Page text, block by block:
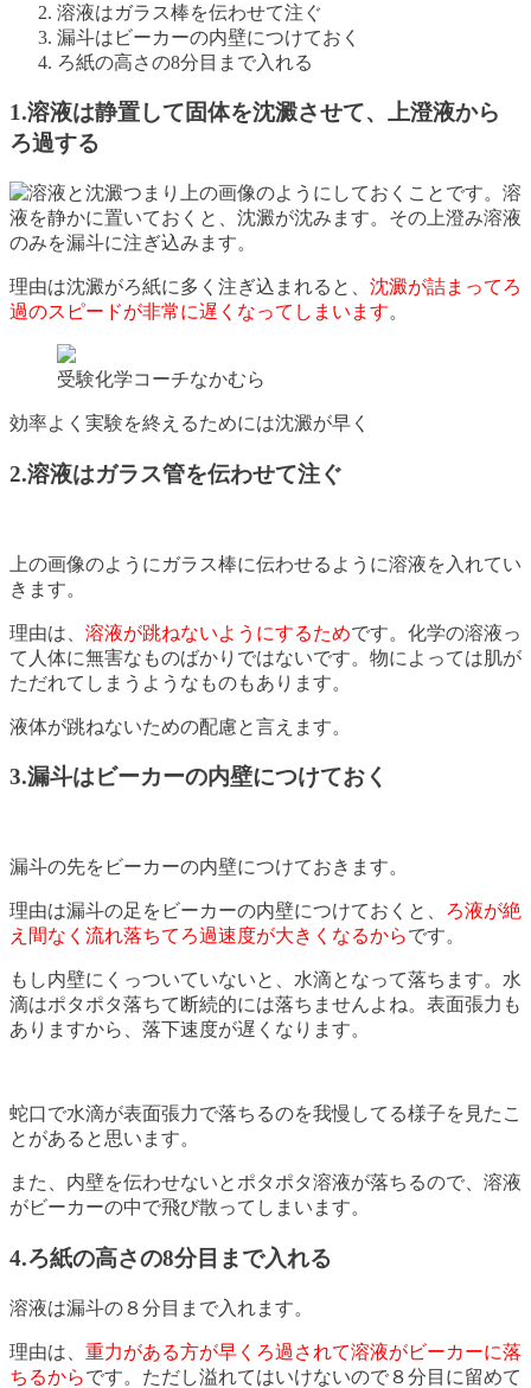
溶液はガラス棒を伝わせて注ぐ
漏斗はビーカーの内壁につけておく
ろ紙の高さの8分目まで入れる
1.溶液は静置して固体を沈澱させて、上澄液から
ろ過する
つまり上の画像のようにしておくことです。溶
液を静かに置いておくと、沈澱が沈みます。その上澄み溶液
のみを漏斗に注ぎ込みます。
理由は沈澱がろ紙に多く注ぎ込まれると、 沈澱が詰まってろ
過のスピードが非常に遅くなってしまいます。
受験化学コーチなかむら
効率よく実験を終えるためには沈澱が早く
2.溶液はガラス管を伝わせて注ぐ
上の画像のようにガラス棒に伝わせるように溶液を入れてい
きます。
理由は、 溶液が跳ねないようにするためです。化学の溶液っ
て人体に無害なものばかりではないです。物によっては肌が
ただれてしまうようなものもあります。
液体が跳ねないための配慮と言えます。
3.漏斗はビーカーの内壁につけておく
漏斗の先をビーカーの内壁につけておきます。
理由は漏斗の足をビーカーの内壁につけておくと、 ろ液が絶
え間なく流れ落ちてろ過速度が大きくなるからです。
もし内壁にくっついていないと、水滴となって落ちます。水
滴はポタポタ落ちて断続的には落ちませんよね。表面張力も
ありますから、落下速度が遅くなります。
蛇口で水滴が表面張力で落ちるのを我慢してる様子を見たこ
とがあると思います。
また、内壁を伝わせないとポタポタ溶液が落ちるので、溶液
がビーカーの中で飛び散ってしまいます。
4.ろ紙の高さの8分目まで入れる
溶液は漏斗の８分目まで入れます。
理由は、 重力がある方が早くろ過されて溶液がビーカーに落
ちるからです。ただし溢れてはいけないので８分目に留めて